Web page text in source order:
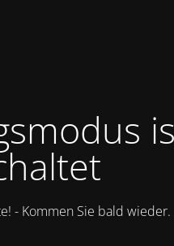
- Kommen Sie bald wieder.